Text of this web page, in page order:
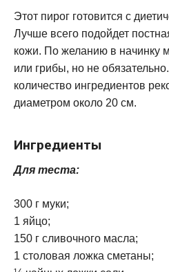
Этот пирог готовится с
Лучше всего подойдет
кожи. По желанию в начинку
или грибы, но не
количество ингредиентов
диаметром около 20 см.
Ингредиенты
Для теста:
300 г муки;
1 яйцо;
150 г сливочного масла;
1 столовая ложка сметаны;